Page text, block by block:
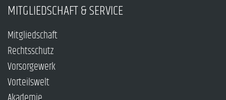
MITGLIEDSCHAFT & SERVICE
Mitgliedschaft
Rechtsschutz
Vorsorgewerk
Vorteilswelt